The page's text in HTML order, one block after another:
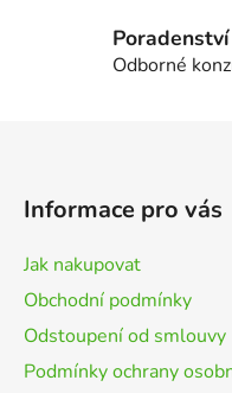
Odborné
Informace pro vás
Jak nakupovat
Obchodní podmínky
Odstoupení od smlouvy
Podmínky ochrany